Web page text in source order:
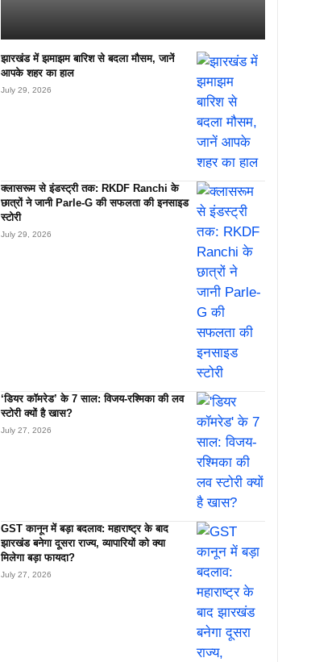
झारखंड में झमाझम बारिश से बदला मौसम, जानें
आपके शहर का हाल
July 29, 2026
क्लासरूम से इंडस्ट्री तक: RKDF Ranchi के
छात्रों ने जानी Parle-G की सफलता की इनसाइड
स्टोरी
July 29, 2026
‘डियर कॉमरेड’ के 7 साल: विजय-रश्मिका की लव
स्टोरी क्यों है खास?
July 27, 2026
GST कानून में बड़ा बदलाव: महाराष्ट्र के बाद
झारखंड बनेगा दूसरा राज्य, व्यापारियों को क्या
मिलेगा बड़ा फायदा?
July 27, 2026